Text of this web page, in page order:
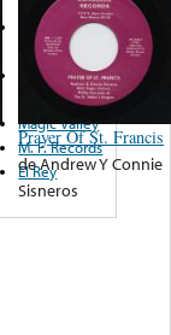
Prayer Of St. Francis
deAndrew Y Connie
Sisneros
Caudillo
Records
Cometa
Records
Magic Valley
M. F. Records
El Rey